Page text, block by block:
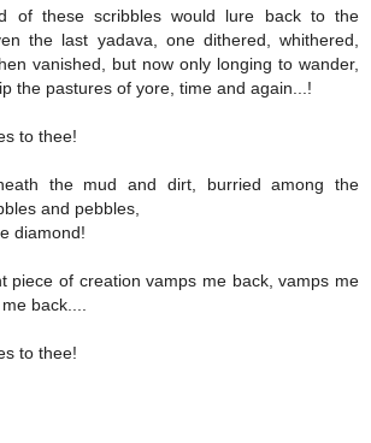
of these scribbles would lure back to the
the last yadava, one dithered, whithered,
vanished, but now only longing to wander,
the pastures of yore, time and again...!
to thee!
the mud and dirt, burried among the
and pebbles,
diamond!
piece of creation vamps me back, vamps me
back....
to thee!